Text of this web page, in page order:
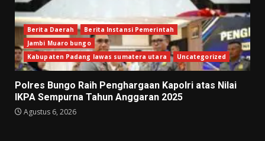
Berita Daerah
Berita Instansi Pemerintah
Jambi Muaro bungo
Kabupaten Padang lawas sumatera utara
Uncategorized
Polres Bungo Raih Penghargaan Kapolri atas Nilai
IKPA Sempurna Tahun Anggaran 2025
Agustus 6, 2026